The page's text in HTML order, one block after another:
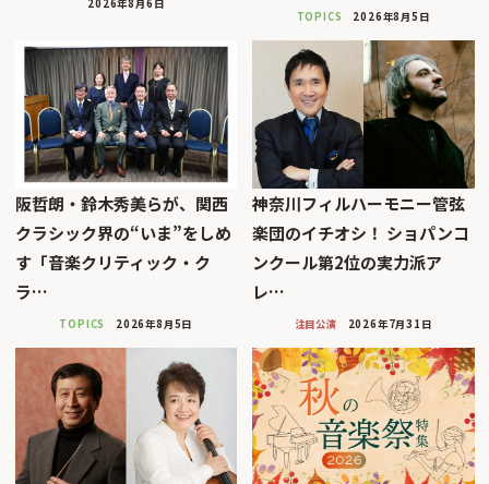
TOPICS 2026年8月5日
阪哲朗・鈴木秀美らが、関西
クラシック界の“いま”をしめ
す「音楽クリティック・ク
ラ…
TOPICS 2026年8月5日
神奈川フィルハーモニー管弦
楽団のイチオシ！ ショパンコ
ンクール第2位の実力派ア
レ…
注目公演 2026年7月31日